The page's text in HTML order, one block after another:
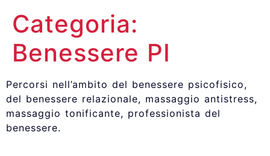
Categoria:
Benessere PI
Percorsi nell’ambito del benessere psicofisico,
del benessere relazionale, massaggio antistress,
massaggio tonificante, professionista del
benessere.